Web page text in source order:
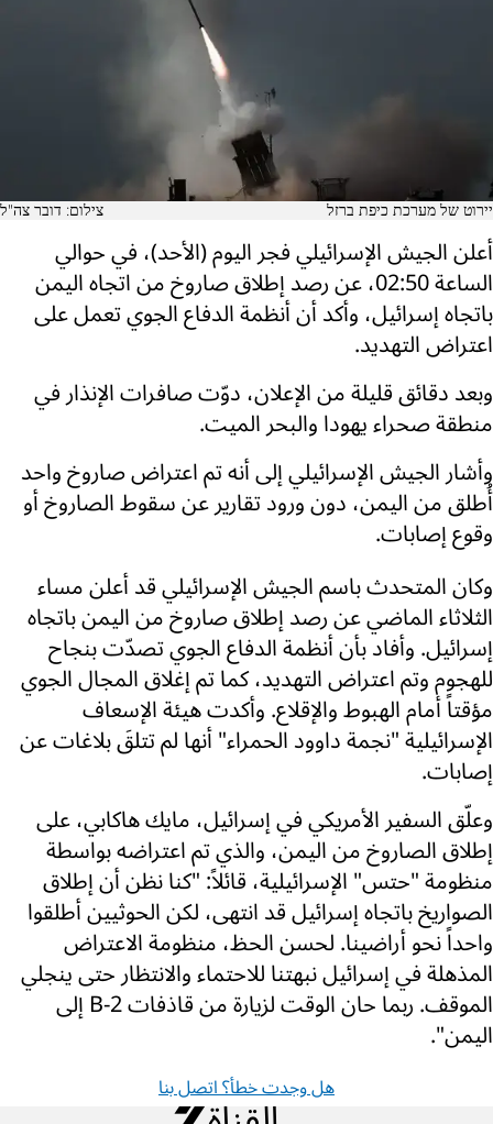
יירוט של מערכת כיפת ברזל צילום: דובר צה"ל
أعلن الجيش الإسرائيلي فجر اليوم (الأحد)، في حوالي
الساعة 02:50، عن رصد إطلاق صاروخ من اتجاه اليمن
باتجاه إسرائيل، وأكد أن أنظمة الدفاع الجوي تعمل على
اعتراض التهديد.
وبعد دقائق قليلة من الإعلان، دوّت صافرات الإنذار في
منطقة صحراء يهودا والبحر الميت.
وأشار الجيش الإسرائيلي إلى أنه تم اعتراض صاروخ واحد
أُطلق من اليمن، دون ورود تقارير عن سقوط الصاروخ أو
وقوع إصابات.
وكان المتحدث باسم الجيش الإسرائيلي قد أعلن مساء
الثلاثاء الماضي عن رصد إطلاق صاروخ من اليمن باتجاه
إسرائيل. وأفاد بأن أنظمة الدفاع الجوي تصدّت بنجاح
للهجوم وتم اعتراض التهديد، كما تم إغلاق المجال الجوي
مؤقتاً أمام الهبوط والإقلاع. وأكدت هيئة الإسعاف
الإسرائيلية "نجمة داوود الحمراء" أنها لم تتلقَ بلاغات عن
إصابات.
وعلّق السفير الأمريكي في إسرائيل، مايك هاكابي، على
إطلاق الصاروخ من اليمن، والذي تم اعتراضه بواسطة
منظومة "حتس" الإسرائيلية، قائلاً: "كنا نظن أن إطلاق
الصواريخ باتجاه إسرائيل قد انتهى، لكن الحوثيين أطلقوا
واحداً نحو أراضينا. لحسن الحظ، منظومة الاعتراض
المذهلة في إسرائيل نبهتنا للاحتماء والانتظار حتى ينجلي
الموقف. ربما حان الوقت لزيارة من قاذفات B-2 إلى
اليمن".
هل وجدت خطأ؟ اتصل بنا